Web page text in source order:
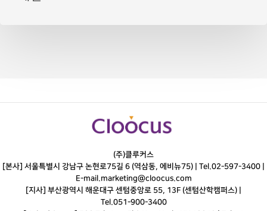
(주)클루커스
[본사] 서울특별시 강남구 논현로75길 6 (역삼동, 에비뉴75) | Tel.02-597-3400
E-mail.marketing@cloocus.com
[지사] 부산광역시 해운대구 센텀중앙로 55, 13F (센텀산학캠퍼스) |
Tel.051-900-3400